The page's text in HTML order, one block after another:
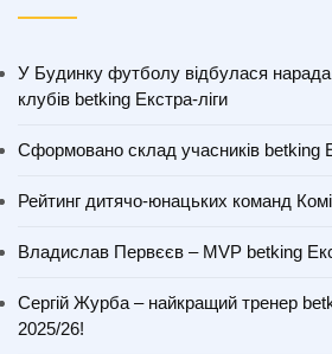
У Будинку футболу відбулася нарада
клубів betking Екстра-ліги
Сформовано склад учасників betking
Рейтинг дитячо-юнацьких команд
Владислав Первєєв – MVP betking
Сергій Журба – найкращий тренер
2025/26!